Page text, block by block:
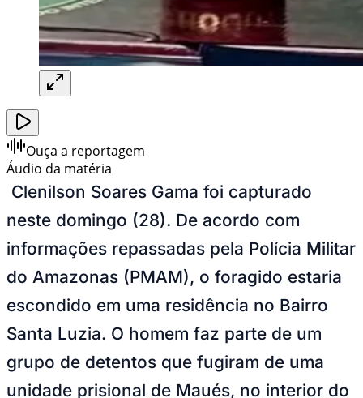
Ouça a reportagem
Áudio da matéria
Clenilson Soares Gama foi capturado
neste domingo (28). De acordo com
informações repassadas pela Polícia Militar
do Amazonas (PMAM), o foragido estaria
escondido em uma residência no Bairro
Santa Luzia. O homem faz parte de um
grupo de detentos que fugiram de uma
unidade prisional de Maués, no interior do